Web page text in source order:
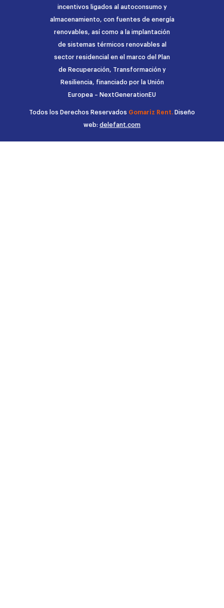
incentivos ligados al autoconsumo y
almacenamiento, con fuentes de energía
renovables, así como a la implantación
de sistemas térmicos renovables al
sector residencial en el marco del Plan
de Recuperación, Transformación y
Resiliencia, financiado por la Unión
Europea – NextGenerationEU
Todos los Derechos Reservados Gomariz Rent. Diseño
web: delefant.com